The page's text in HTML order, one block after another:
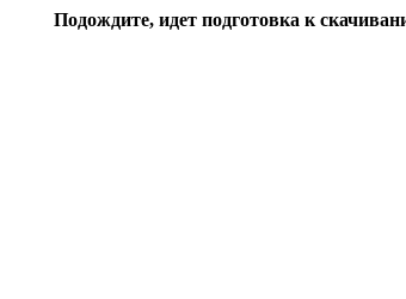
Подождите, идет подготовка к